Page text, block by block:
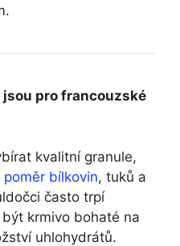
pro francouzské
kvalitní granule,
bílkovin, tuků a
často trpí
krmivo bohaté na
uhlohydrátů.